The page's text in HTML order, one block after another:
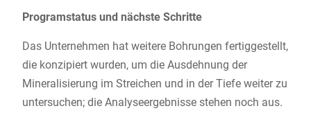
Programstatus und nächste Schritte
Das Unternehmen hat weitere Bohrungen fertiggestellt,
die konzipiert wurden, um die Ausdehnung der
Mineralisierung im Streichen und in der Tiefe weiter zu
untersuchen; die Analyseergebnisse stehen noch aus.